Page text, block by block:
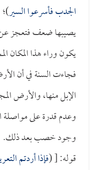
الجدب فأسرعوا السير
يصيبها ضعف فتعجز عن
يكون وراء هذا المكان
فجاءت السنة في أن
الإبل منها، والأرض
وعدم قدرة على
وجود خصب بعد ذلك.
قوله: [ (فإذا أردتم